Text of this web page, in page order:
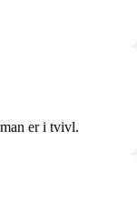
er i tvivl.